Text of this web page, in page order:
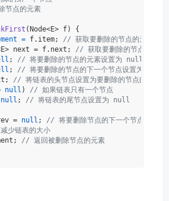
节点的元素
(Node<E> f)
{
= f.item; // 获取要删除的节点的元素
next = f.next; // 获取要删除的节点的下一
; // 将要删除的节点的元素设置为 null
; // 将要删除的节点的下一个节点设置为 null
// 将链表的头节点设置为要删除的节点的下一个
null ) // 如果链表只有一个节点
null ; // 将链表的尾节点设置为 null
=
null ; // 将要删除节点的下一个节点的前
少链表的大小
// 返回被删除节点的元素